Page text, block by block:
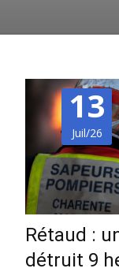
13
Juil/26
Rétaud :
détruit 9